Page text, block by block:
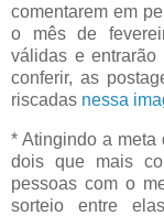
comentarem em
o mês de
válidas e
conferir, as
riscadas nessa
* Atingindo a meta
dois que mais
pessoas com o
sorteio entre